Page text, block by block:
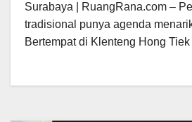
Surabaya | RuangRana.com –
tradisional punya agenda
Bertempat di Klenteng Hong